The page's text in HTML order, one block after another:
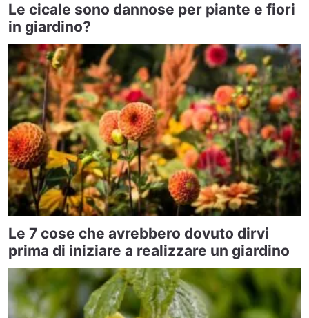
Le cicale sono dannose per piante e fiori
in giardino?
Le 7 cose che avrebbero dovuto dirvi
prima di iniziare a realizzare un giardino